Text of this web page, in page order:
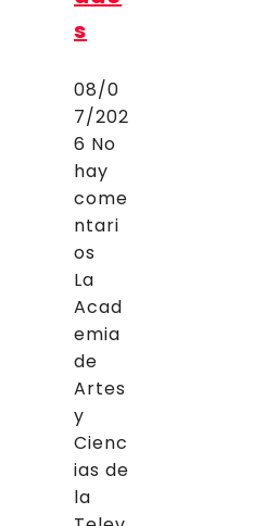
s
08/0
7/202
6 No
hay
come
ntari
os
La
Acad
emia
de
Artes
y
Cienc
ias de
la